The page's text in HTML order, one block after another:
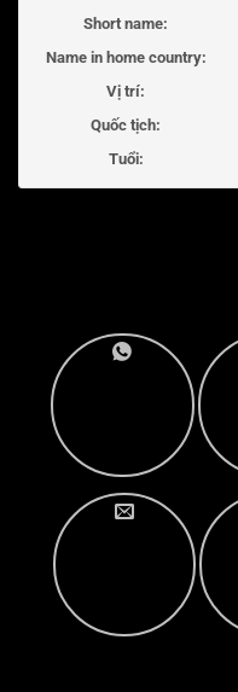
Short name:
Name in home country:
Vị trí:
Quốc tịch:
Tuổi: